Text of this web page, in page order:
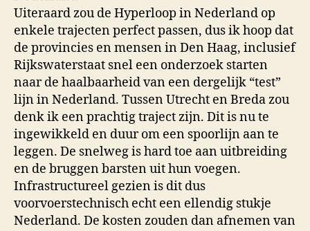
Uiteraard zou de Hyperloop in Nederland op
enkele trajecten perfect passen, dus ik hoop dat
de provincies en mensen in Den Haag, inclusief
Rijkswaterstaat snel een onderzoek starten
naar de haalbaarheid van een dergelijk “test”
lijn in Nederland. Tussen Utrecht en Breda zou
denk ik een prachtig traject zijn. Dit is nu te
ingewikkeld en duur om een spoorlijn aan te
leggen. De snelweg is hard toe aan uitbreiding
en de bruggen barsten uit hun voegen.
Infrastructureel gezien is dit dus
voorvoerstechnisch echt een ellendig stukje
Nederland. De kosten zouden dan afnemen van